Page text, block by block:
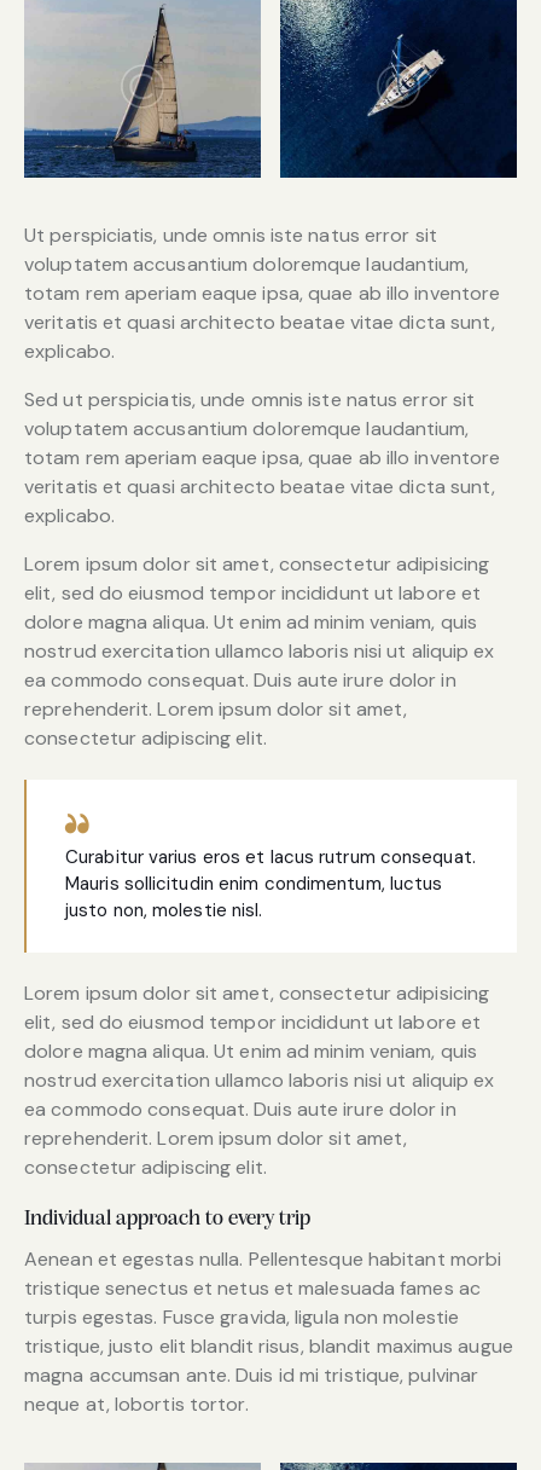
Ut perspiciatis, unde omnis iste natus error sit
voluptatem accusantium doloremque laudantium,
totam rem aperiam eaque ipsa, quae ab illo inventore
veritatis et quasi architecto beatae vitae dicta sunt,
explicabo.
Sed ut perspiciatis, unde omnis iste natus error sit
voluptatem accusantium doloremque laudantium,
totam rem aperiam eaque ipsa, quae ab illo inventore
veritatis et quasi architecto beatae vitae dicta sunt,
explicabo.
Lorem ipsum dolor sit amet, consectetur adipisicing
elit, sed do eiusmod tempor incididunt ut labore et
dolore magna aliqua. Ut enim ad minim veniam, quis
nostrud exercitation ullamco laboris nisi ut aliquip ex
ea commodo consequat. Duis aute irure dolor in
reprehenderit. Lorem ipsum dolor sit amet,
consectetur adipiscing elit.
Curabitur varius eros et lacus rutrum consequat.
Mauris sollicitudin enim condimentum, luctus
justo non, molestie nisl.
Lorem ipsum dolor sit amet, consectetur adipisicing
elit, sed do eiusmod tempor incididunt ut labore et
dolore magna aliqua. Ut enim ad minim veniam, quis
nostrud exercitation ullamco laboris nisi ut aliquip ex
ea commodo consequat. Duis aute irure dolor in
reprehenderit. Lorem ipsum dolor sit amet,
consectetur adipiscing elit.
Individual approach to every trip
Aenean et egestas nulla. Pellentesque habitant morbi
tristique senectus et netus et malesuada fames ac
turpis egestas. Fusce gravida, ligula non molestie
tristique, justo elit blandit risus, blandit maximus augue
magna accumsan ante. Duis id mi tristique, pulvinar
neque at, lobortis tortor.